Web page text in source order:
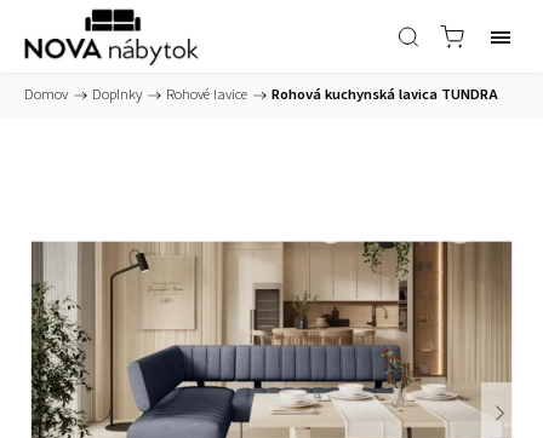
Domov / Doplnky / Rohové lavice / Rohová kuchynská lavica TUNDRA